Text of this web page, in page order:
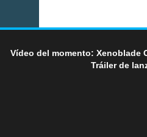
Vídeo del momento: Xenoblade
Tráiler de